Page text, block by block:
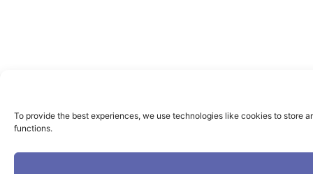
To provide the best experiences, we use technologies like cookies to store
functions.